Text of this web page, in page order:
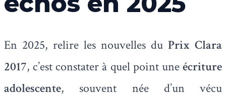
En 2025, relire les nouvelles du Prix Clara
2017, c’est constater à quel point uneécriture
adolescente, souvent née d’un vécu